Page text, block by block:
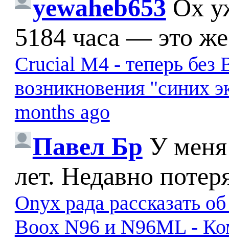
yewaheb653 Ох
5184 часа — это
Crucial M4 - теперь без
возникновения "синих
months ago
Павел Бр У меня
лет. Недавно
Onyx рада рассказать
Boox N96 и N96ML -